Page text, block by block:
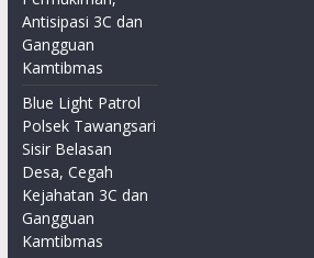
Antisipasi 3C dan
Gangguan
Kamtibmas
Blue Light Patrol
Polsek Tawangsari
Sisir Belasan
Desa, Cegah
Kejahatan 3C dan
Gangguan
Kamtibmas